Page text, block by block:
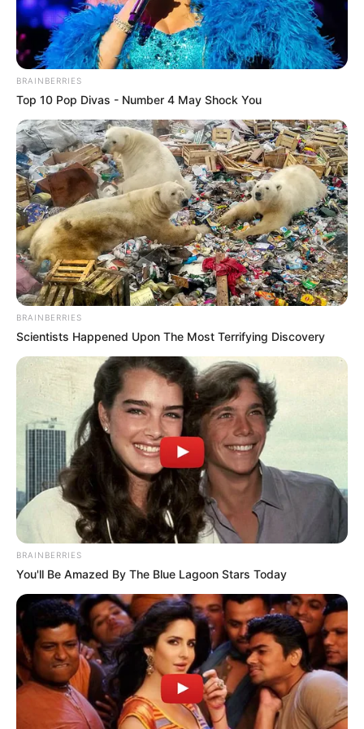
Ausflugsziele, Sehenswürdigkeiten, Freizeitziele
und Museen in und im Umkreis von Braunfels:
Umkreissuche Tourismus Braunfels
Museen in und um Braunfels
Kinderausflugsziele für Braunfels
Kindergeburtstag feiern
Schlösser und Burgen in und um Braunfels
Tagesausflugsziele für Braunfels
Bademöglichkeiten
Wandern
Kinoprogramm
Angebote für Behinderte
Aussichtstürme
Kletterparks
Tier- und Zooparks
BRAINBERRIES
Top 10 Pop Divas - Number 4 May Shock You
BRAINBERRIES
Scientists Happened Upon The Most Terrifying Discovery
BRAINBERRIES
You'll Be Amazed By The Blue Lagoon Stars Today